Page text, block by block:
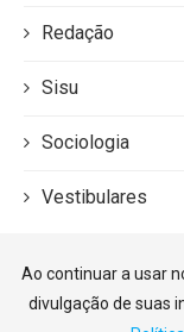
Redação
Sisu
Sociologia
Vestibulares
Ao continuar a usar
divulgação de suas